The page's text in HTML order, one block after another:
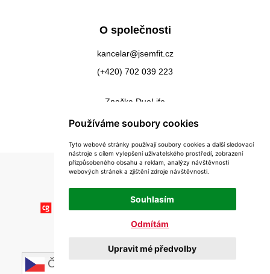
Používáme soubory cookies
Tyto webové stránky používají soubory cookies a další sledovací
nástroje s cílem vylepšení uživatelského prostředí, zobrazení
přizpůsobeného obsahu a reklam, analýzy návštěvnosti
webových stránek a zjištění zdroje návštěvnosti.
Souhlasím
Odmítám
Upravit mé předvolby
O společnosti
kancelar@jsemfit.cz
(+420) 702 039 223
Značka DuoLife
Kontakty
RealizaceWebSite21v roce 2025
Čeština‎